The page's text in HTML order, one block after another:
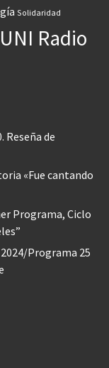
Solidaridad
UNI Radio
Reseña de
«Fue cantando
Programa, Ciclo
Programa 25